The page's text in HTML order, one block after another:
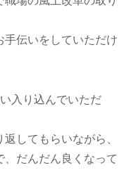
手伝いをしていただけ
入り込んでいただ
してもらいながら、
だんだん良くなって